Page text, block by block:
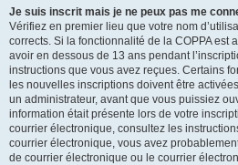
Je suis inscrit mais je ne peux pas me
Vérifiez en premier lieu que votre nom
corrects. Si la fonctionnalité de la COPPA est
avoir en dessous de 13 ans pendant
instructions que vous avez reçues. Certains
les nouvelles inscriptions doivent être
un administrateur, avant que vous puissiez
information était présente lors de votre
courrier électronique, consultez les
courrier électronique, vous avez
de courrier électronique ou le courrier